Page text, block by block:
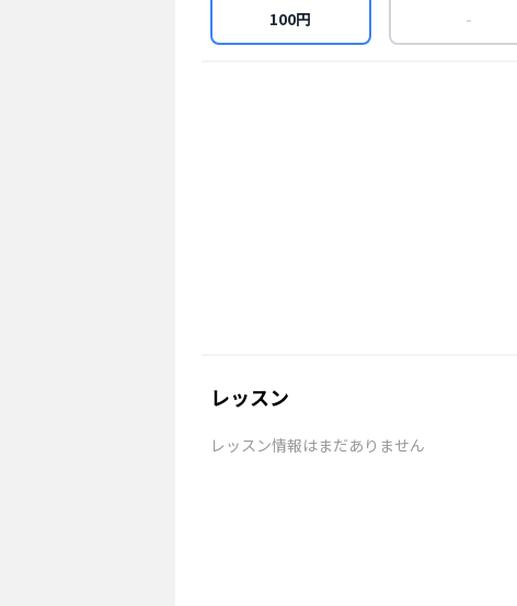
100円 -
レッスン
レッスン情報はまだありません